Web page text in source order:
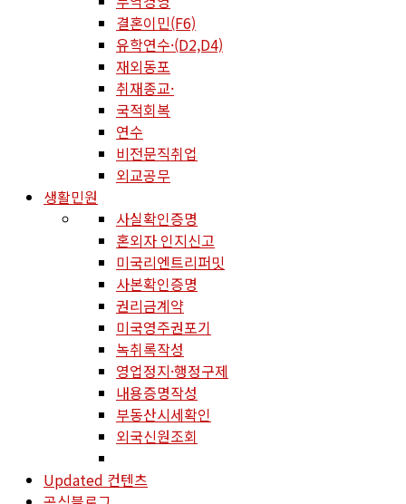
결혼이민(F6)
유학연수·(D2,D4)
재외동포
취재종교·
국적회복
연수
비전문직취업
외교공무
생활민원
사실확인증명
혼외자 인지신고
미국리엔트리퍼밋
사본확인증명
권리금계약
미국영주권포기
녹취록작성
영업정지·행정구제
내용증명작성
부동산시세확인
외국신원조회
Updated 컨텐츠